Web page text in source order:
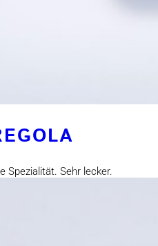
Spezialität. Sehr lecker.